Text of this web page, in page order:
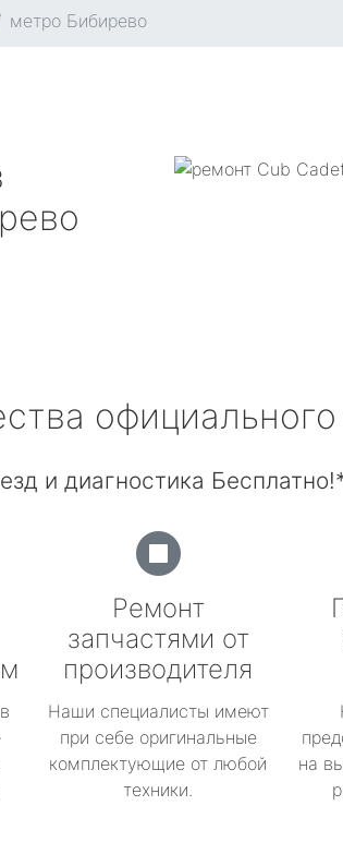
метро Бибирево
официального
и диагностика
Ремонт
запчастями от
производителя
Наши специалисты имеют
при себе оригинальные
комплектующие от любой
техники.
на